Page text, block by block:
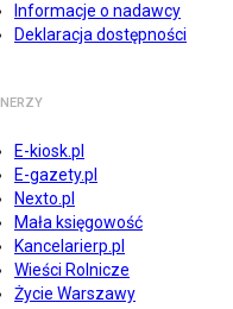
Informacje o nadawcy
Deklaracja dostępności
E-kiosk.pl
E-gazety.pl
Nexto.pl
Mała księgowość
Kancelarierp.pl
Wieści Rolnicze
Życie Warszawy